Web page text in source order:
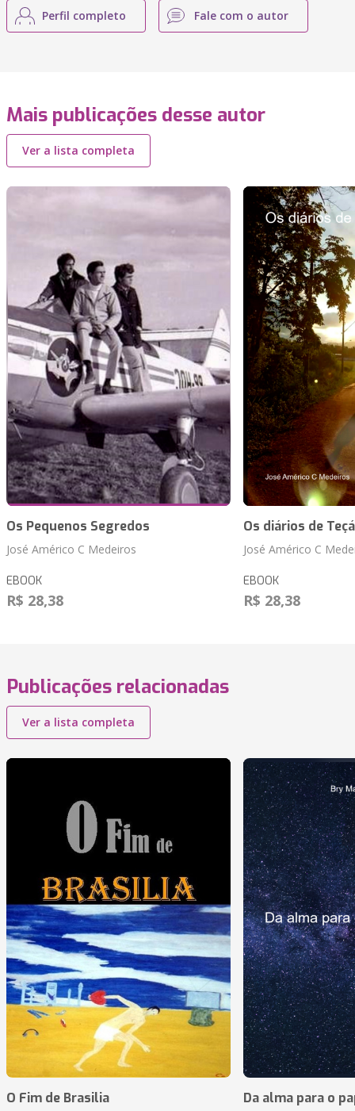
Perfil completo Fale com o autor
Mais publicações desse autor
Ver a lista completa
Os Pequenos Segredos
José Américo C Medeiros
EBOOK
R$ 28,38
Os diários de
José Américo C
EBOOK
R$ 28,38
Publicações relacionadas
Ver a lista completa
O Fim de Brasilia Da alma para o